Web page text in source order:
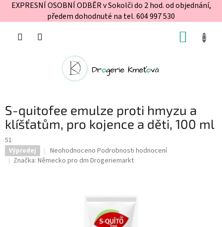
EXPRESNÍ OSOBNÍ ODBĚR v Sokolči do 2 hod. od objednání,
předem dohodnuté na tel. 604 997 530
S-quitofee emulze proti hmyzu a
klíšťatům, pro kojence a děti, 100 ml
51
Výprodej
Průměrné
hodnocení
Neohodnoceno Podrobnosti hodnocení
Značka: Německo pro dm Drogeriemarkt